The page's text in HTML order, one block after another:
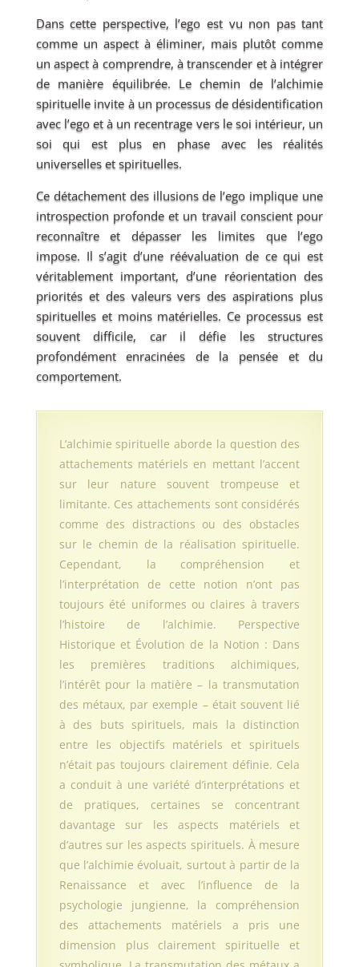
Dans cette perspective, l’ego est vu non pas tant
comme un aspect à éliminer, mais plutôt comme
un aspect à comprendre, à transcender et à intégrer
de manière équilibrée. Le chemin de l’alchimie
spirituelle invite à un processus de désidentification
avec l’ego et à un recentrage vers le soi intérieur, un
soi qui est plus en phase avec les réalités
universelles et spirituelles.
Ce détachement des illusions de l’ego implique une
introspection profonde et un travail conscient pour
reconnaître et dépasser les limites que l’ego
impose. Il s’agit d’une réévaluation de ce qui est
véritablement important, d’une réorientation des
priorités et des valeurs vers des aspirations plus
spirituelles et moins matérielles. Ce processus est
souvent difficile, car il défie les structures
profondément enracinées de la pensée et du
comportement.
L’alchimie spirituelle aborde la question des
attachements matériels en mettant l’accent
sur leur nature souvent trompeuse et
limitante. Ces attachements sont considérés
comme des distractions ou des obstacles
sur le chemin de la réalisation spirituelle.
Cependant, la compréhension et
l’interprétation de cette notion n’ont pas
toujours été uniformes ou claires à travers
l’histoire de l’alchimie. Perspective
Historique et Évolution de la Notion : Dans
les premières traditions alchimiques,
l’intérêt pour la matière – la transmutation
des métaux, par exemple – était souvent lié
à des buts spirituels, mais la distinction
entre les objectifs matériels et spirituels
n’était pas toujours clairement définie. Cela
a conduit à une variété d’interprétations et
de pratiques, certaines se concentrant
davantage sur les aspects matériels et
d’autres sur les aspects spirituels. À mesure
que l’alchimie évoluait, surtout à partir de la
Renaissance et avec l’influence de la
psychologie jungienne, la compréhension
des attachements matériels a pris une
dimension plus clairement spirituelle et